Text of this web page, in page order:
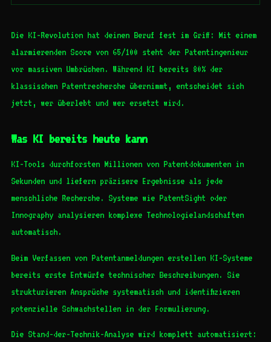
Die KI-Revolution hat deinen Beruf fest im Griff: Mit einem
alarmierenden Score von 65/100 steht der Patentingenieur
vor massiven Umbrüchen. Während KI bereits 80% der
klassischen Patentrecherche übernimmt, entscheidet sich
jetzt, wer überlebt und wer ersetzt wird.
Was KI bereits heute kann
KI-Tools durchforsten Millionen von Patentdokumenten in
Sekunden und liefern präzisere Ergebnisse als jede
menschliche Recherche. Systeme wie PatentSight oder
Innography analysieren komplexe Technologielandschaften
automatisch.
Beim Verfassen von Patentanmeldungen erstellen KI-Systeme
bereits erste Entwürfe technischer Beschreibungen. Sie
strukturieren Ansprüche systematisch und identifizieren
potenzielle Schwachstellen in der Formulierung.
Die Stand-der-Technik-Analyse wird komplett automatisiert: